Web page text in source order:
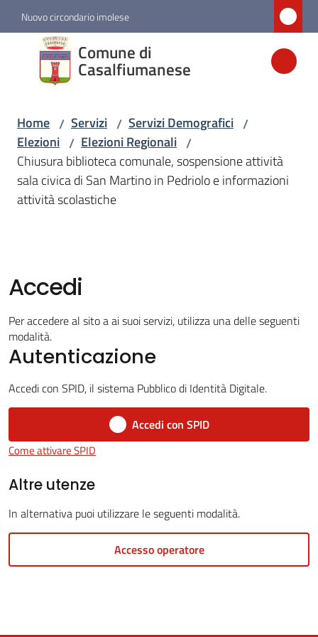
Vai al contenuto
Vai alla navigazione
Vai al footer
Nuovo circondario imolese
Comune di
Casalfiumanese
Comune di
Casalfiumanese
Amministrazione
Novità
Casalfiumanese
5x1000
on-
Tutti
gli
Home / Servizi / Servizi Demografici /
Elezioni / Elezioni Regionali /
Chiusura biblioteca comunale, sospensione attività
sala civica di San Martino in Pedriolo e informazioni
attività scolastiche
Accedi
Per accedere al sito a ai suoi servizi, utilizza una delle seguenti
modalità.
Autenticazione
Accedi con SPID, il sistema Pubblico di Identità Digitale.
Accedi con SPID
Come attivare SPID
Altre utenze
In alternativa puoi utilizzare le seguenti modalità.
Accesso operatore